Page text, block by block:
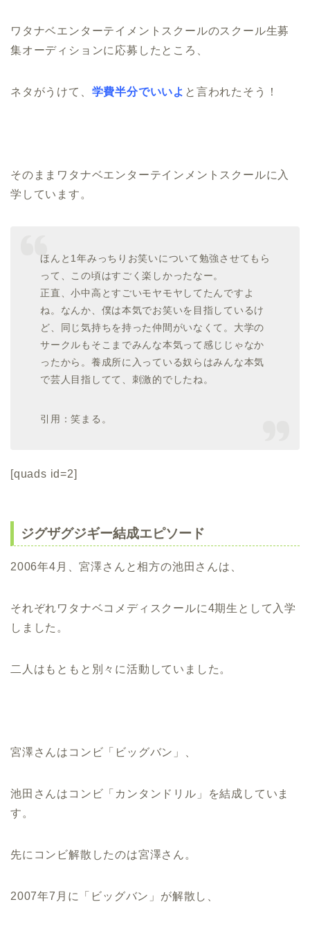
ワタナベエンターテイメントスクールのスクール生募
集オーディションに応募したところ、
ネタがうけて、 学費半分でいいよ と言われたそう！
そのままワタナベエンターテインメントスクールに入
学しています。
ほんと1年みっちりお笑いについて勉強させてもら
って、この頃はすごく楽しかったなー。
正直、小中高とすごいモヤモヤしてたんですよ
ね。なんか、僕は本気でお笑いを目指しているけ
ど、同じ気持ちを持った仲間がいなくて。大学の
サークルもそこまでみんな本気って感じじゃなか
ったから。養成所に入っている奴らはみんな本気
で芸人目指してて、刺激的でしたね。
引用：笑まる。
[quads id=2]
ジグザグジギー結成エピソード
2006年4月、宮澤さんと相方の池田さんは、
それぞれワタナベコメディスクールに4期生として入学
しました。
二人はもともと別々に活動していました。
宮澤さんはコンビ「ビッグバン」、
池田さんはコンビ「カンタンドリル」を結成していま
す。
先にコンビ解散したのは宮澤さん。
2007年7月に「ビッグバン」が解散し、